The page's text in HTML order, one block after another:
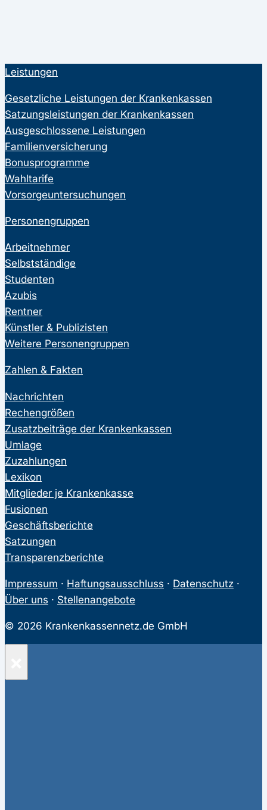
Leistungen
Gesetzliche Leistungen der Krankenkassen
Satzungsleistungen der Krankenkassen
Ausgeschlossene Leistungen
Familienversicherung
Bonusprogramme
Wahltarife
Vorsorgeuntersuchungen
Personengruppen
Arbeitnehmer
Selbstständige
Studenten
Azubis
Rentner
Künstler & Publizisten
Weitere Personengruppen
Zahlen & Fakten
Nachrichten
Rechengrößen
Zusatzbeiträge der Krankenkassen
Umlage
Zuzahlungen
Lexikon
Mitglieder je Krankenkasse
Fusionen
Geschäftsberichte
Satzungen
Transparenzberichte
Impressum · Haftungsausschluss · Datenschutz ·
Über uns · Stellenangebote
© 2026 Krankenkassennetz.de GmbH